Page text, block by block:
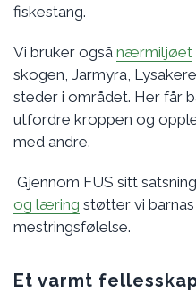
fiskestang.
Vi bruker også nærmiljøet
skogen, Jarmyra,
steder i området. Her får
utfordre kroppen og
med andre.
Gjennom FUS sitt
og læring støtter vi
mestringsfølelse.
Et varmt